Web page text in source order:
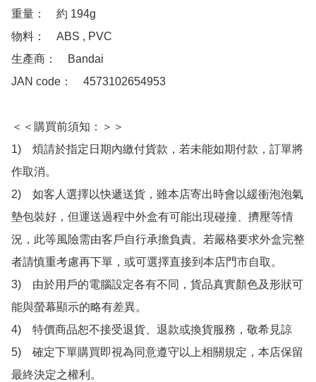
重量：　約 194g
物料：　ABS , PVC
生產商：　Bandai
JAN code：　4573102654953
＜＜購買前須知：＞＞
1)　煩請於指定日期內繳付貨款，若未能如期付款，訂單將
作取消。
2)　如客人選擇以快遞送貨，雖本店寄出時會以緩衝泡泡氣
墊包裝好，但運送過程中外盒有可能出現碰撞、擠壓等情
況，此等風險需由客戶自行承擔負責。若嚴格要求外盒完整
者請慎重考慮再下單，或可選擇直接到本店門市自取。
3)　由於用戶的電腦設定各有不同，貨品真實顏色及形狀可
能與螢幕顯示的略有差異。
4)　特價商品恕不接受退貨、退款或換貨服務，敬希見諒
5)　確定下單購買即視為同意遵守以上相關規定，本店保留
最終決定之權利。